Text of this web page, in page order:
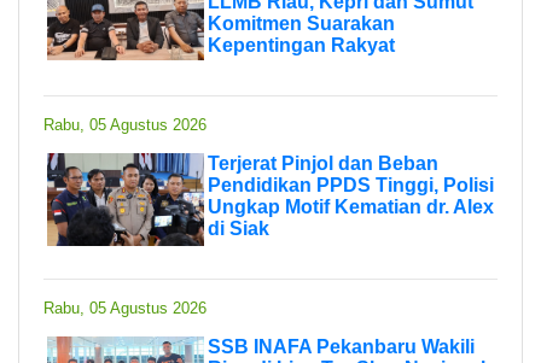
Komitmen Suarakan
Kepentingan Rakyat
Rabu, 05 Agustus 2026
Terjerat Pinjol dan Beban
Pendidikan PPDS Tinggi, Polisi
Ungkap Motif Kematian dr. Alex
di Siak
Rabu, 05 Agustus 2026
SSB INAFA Pekanbaru Wakili